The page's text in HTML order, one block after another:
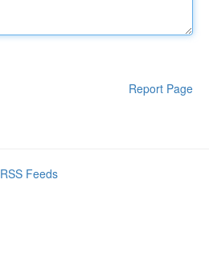
Report Page
Feeds